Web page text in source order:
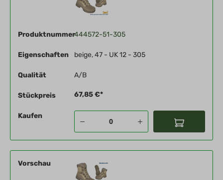
Produktnummer444572-51-305
Eigenschaften beige, 47 - UK 12 - 305
Qualität A/B
Stückpreis 67,85 €*
Kaufen
Vorschau